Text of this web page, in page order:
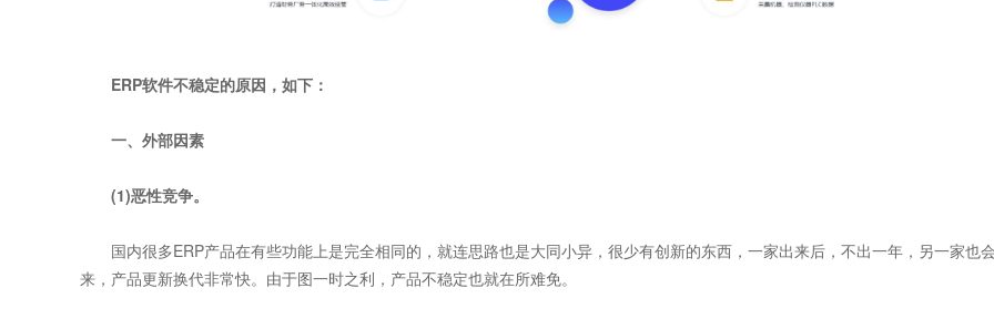
ERP软件不稳定的原因，如下：
一、外部因素
(1)恶性竞争。
国内很多ERP产品在有些功能上是完全相同的，就连思路也是大同小异，很少有创新的东西，一家出来后，不出一年，另一家也
来，产品更新换代非常快。由于图一时之利，产品不稳定也就在所难免。